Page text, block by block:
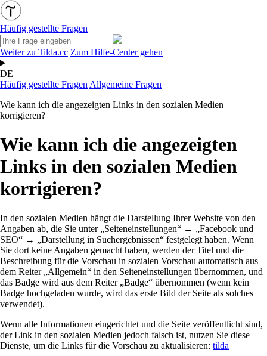
Häufig gestellte Fragen
Weiter zu Tilda.cc Zum Hilfe-Center gehen
DE
Häufig gestellte Fragen Allgemeine Fragen
Wie kann ich die angezeigten Links in den sozialen Medien
korrigieren?
Wie kann ich die angezeigten
Links in den sozialen Medien
korrigieren?
In den sozialen Medien hängt die Darstellung Ihrer Website von den
Angaben ab, die Sie unter „Seiteneinstellungen“ → „Facebook und
SEO“ → „Darstellung in Suchergebnissen“ festgelegt haben. Wenn
Sie dort keine Angaben gemacht haben, werden der Titel und die
Beschreibung für die Vorschau in sozialen Vorschau automatisch aus
dem Reiter „Allgemein“ in den Seiteneinstellungen übernommen, und
das Badge wird aus dem Reiter „Badge“ übernommen (wenn kein
Badge hochgeladen wurde, wird das erste Bild der Seite als solches
verwendet).
Wenn alle Informationen eingerichtet und die Seite veröffentlicht sind,
der Link in den sozialen Medien jedoch falsch ist, nutzen Sie diese
Dienste, um die Links für die Vorschau zu aktualisieren: tilda